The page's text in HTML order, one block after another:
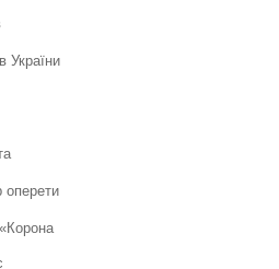
України
оперети